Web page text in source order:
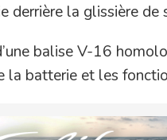
derrière la glissière de
balise V-16
la batterie et les